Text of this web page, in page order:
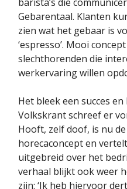
Gebarentaal. Klanten
zien wat het gebaar is
‘espresso’. Mooi
slechthorenden die
werkervaring willen
Het bleek een succes
Volkskrant schreef er
Hooft, zelf doof, is nu
horecaconcept en
uitgebreid over het
verhaal blijkt ook weer
zijn: ‘Ik heb hiervoor